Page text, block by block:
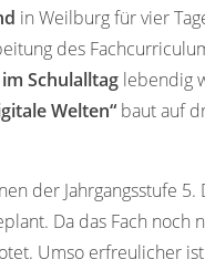
in Weilburg für vier
des
Schulalltag lebendig
Welten“ baut auf
der Jahrgangsstufe
Da das Fach
Umso erfreulicher